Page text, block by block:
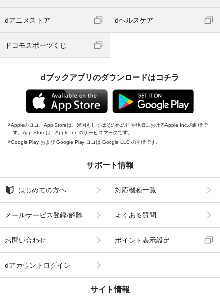
dアニメストア dヘルスケア
ドコモスポーツくじ
dブックアプリのダウンロードはコチラ
Appleのロゴ、App Storeは、米国もしくはその他の国や地域におけるApple Inc.の商標で
す。App Storeは、Apple Inc.のサービスマークです。
Google Play および Google Play ロゴは Google LLC の商標です。
サポート情報
はじめての方へ 対応機種一覧
メールサービス登録/解除 よくある質問
お問い合わせ ポイント表示設定
dアカウントログイン
サイト情報